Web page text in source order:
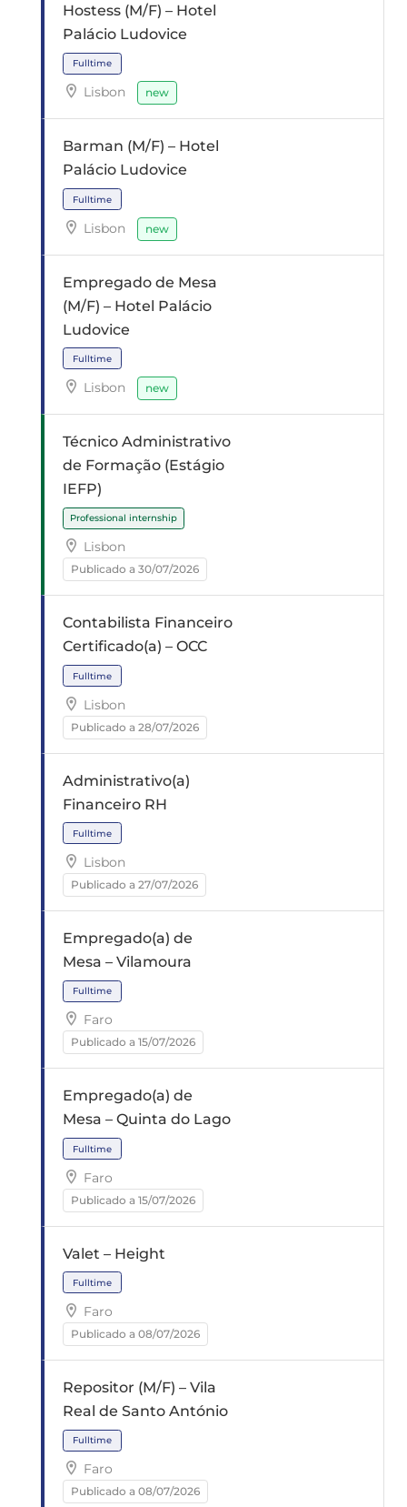
Fulltime
Fulltime
Hostess (M/F) – Hotel
Palácio Ludovice
Fulltime
Lisbon new
Barman (M/F) – Hotel
Palácio Ludovice
Fulltime
Lisbon new
Empregado de Mesa
(M/F) – Hotel Palácio
Ludovice
Fulltime
Lisbon new
Técnico Administrativo
de Formação (Estágio
IEFP)
Lisbon
Publicado a 30/07/2026
Contabilista Financeiro
Certificado(a) – OCC
Fulltime
Lisbon
Publicado a 28/07/2026
Administrativo(a)
Financeiro RH
Fulltime
Lisbon
Publicado a 27/07/2026
Empregado(a) de
Mesa – Vilamoura
Fulltime
Faro
Publicado a 15/07/2026
Empregado(a) de
Mesa – Quinta do Lago
Faro
Publicado a 15/07/2026
Valet – Height
Faro
Publicado a 08/07/2026
Repositor (M/F) – Vila
Real de Santo António
Faro
Publicado a 08/07/2026